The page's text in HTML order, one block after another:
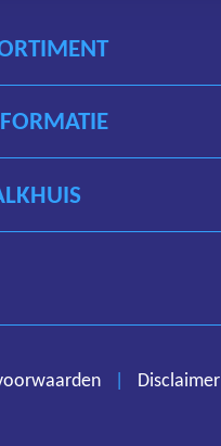
Disclaimer
Privacy
| Disclaimer